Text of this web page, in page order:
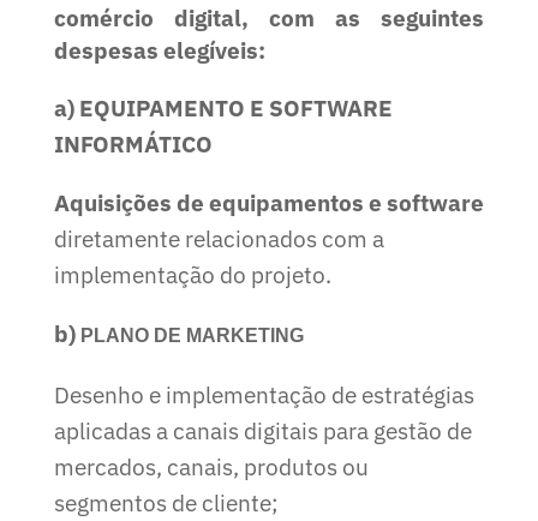
comércio digital, com as seguintes
despesas elegíveis:
a) EQUIPAMENTO E SOFTWARE
INFORMÁTICO
Aquisições de equipamentos e software
diretamente relacionados com a
implementação do projeto.
b)PLANO DE MARKETING
Desenho e implementação de estratégias
aplicadas a canais digitais para gestão de
mercados, canais, produtos ou
segmentos de cliente;